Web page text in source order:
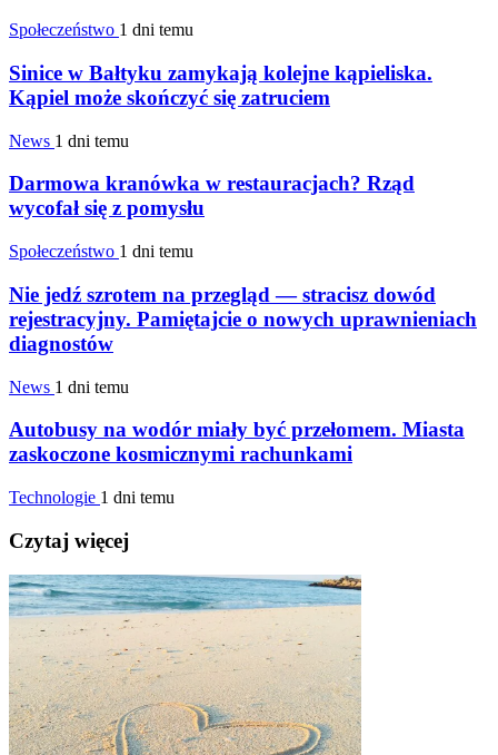
Społeczeństwo 1 dni temu
Sinice w Bałtyku zamykają kolejne kąpieliska.
Kąpiel może skończyć się zatruciem
News 1 dni temu
Darmowa kranówka w restauracjach? Rząd
wycofał się z pomysłu
Społeczeństwo 1 dni temu
Nie jedź szrotem na przegląd — stracisz dowód
rejestracyjny. Pamiętajcie o nowych uprawnieniach
diagnostów
News 1 dni temu
Autobusy na wodór miały być przełomem. Miasta
zaskoczone kosmicznymi rachunkami
Technologie 1 dni temu
Czytaj więcej